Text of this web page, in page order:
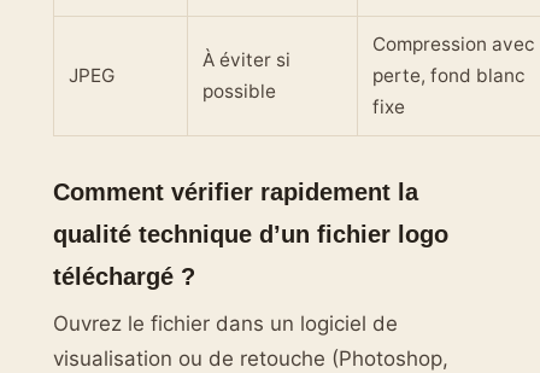
JPEG
À éviter si
possible
Compression avec
perte, fond blanc
fixe
Comment vérifier rapidement la
qualité technique d’un fichier logo
téléchargé ?
Ouvrez le fichier dans un logiciel de
visualisation ou de retouche (Photoshop,